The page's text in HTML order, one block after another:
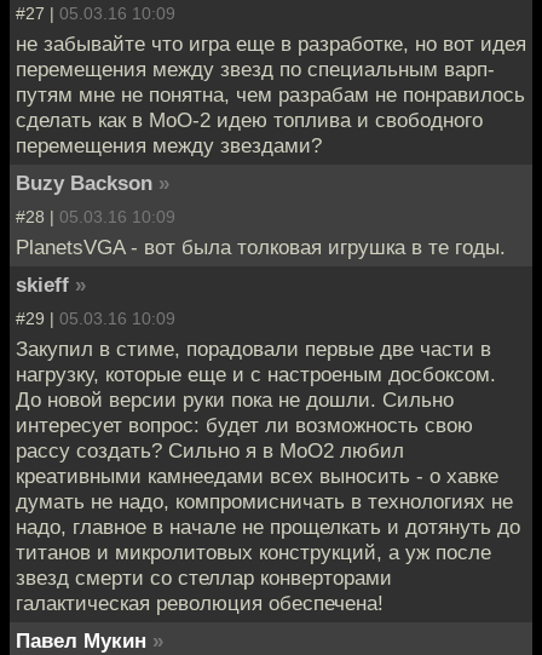
#27 | 05.03.16 10:09
не забывайте что игра еще в разработке, но вот идея
перемещения между звезд по специальным варп-
путям мне не понятна, чем разрабам не понравилось
сделать как в МоО-2 идею топлива и свободного
перемещения между звездами?
Buzy Backson »
#28 | 05.03.16 10:09
PlanetsVGA - вот была толковая игрушка в те годы.
skieff »
#29 | 05.03.16 10:09
Закупил в стиме, порадовали первые две части в
нагрузку, которые еще и с настроеным досбоксом.
До новой версии руки пока не дошли. Сильно
интересует вопрос: будет ли возможность свою
рассу создать? Сильно я в МоО2 любил
креативными камнеедами всех выносить - о хавке
думать не надо, компромисничать в технологиях не
надо, главное в начале не прощелкать и дотянуть до
титанов и микролитовых конструкций, а уж после
звезд смерти со стеллар конверторами
галактическая революция обеспечена!
Павел Мукин »